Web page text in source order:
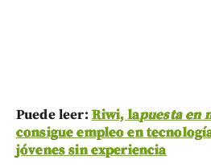
Puede leer: Riwi, lapuesta en
consigue empleo en
jóvenes sin experiencia